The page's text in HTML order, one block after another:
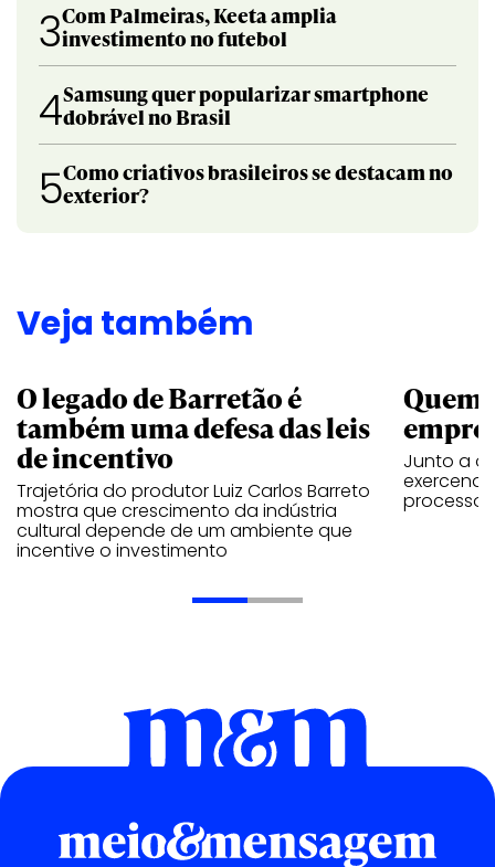
3Com Palmeiras, Keeta amplia
investimento no futebol
4Samsung quer popularizar smartphone
dobrável no Brasil
5Como criativos brasileiros se destacam no
exterior?
Veja também
O legado de Barretão é
também uma defesa das leis
de incentivo
Trajetória do produtor Luiz Carlos Barreto
mostra que crescimento da indústria
cultural depende de um ambiente que
incentive o investimento
Quem
Junto a
processo